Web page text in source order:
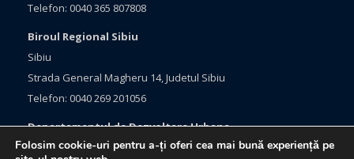
Telefon: 0040 365 807808
Biroul Regional Sibiu
Sibiu
Strada General Magheru 14, Judetul Sibiu
Telefon: 0040 269 201056
Departamentul de Dezvoltare Urbana
Brasov, Bulevardul Eroilor 33
Folosim cookie-uri pentru a-ți oferi cea mai bună experiență pe